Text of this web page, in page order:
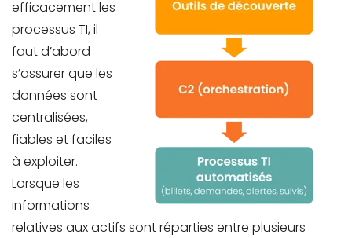
efficacement les
processus TI, il
faut d’abord
s’assurer que les
données sont
centralisées,
fiables et faciles
à exploiter.
Lorsque les
informations
relatives aux actifs sont réparties entre plusieurs